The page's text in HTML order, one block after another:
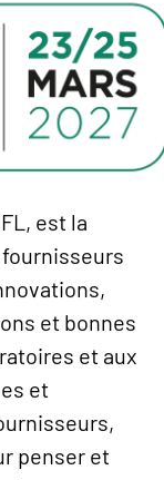
est la
et bonnes
et aux
et
penser et